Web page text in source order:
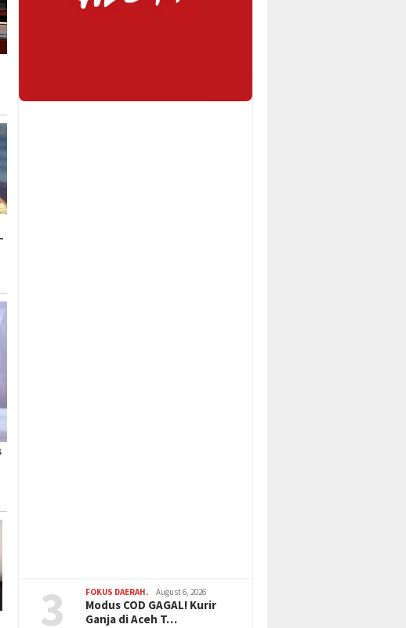
3 FOKUS DAERAH. August 6, 2026
Modus COD GAGAL! Kurir
Ganja di Aceh T…